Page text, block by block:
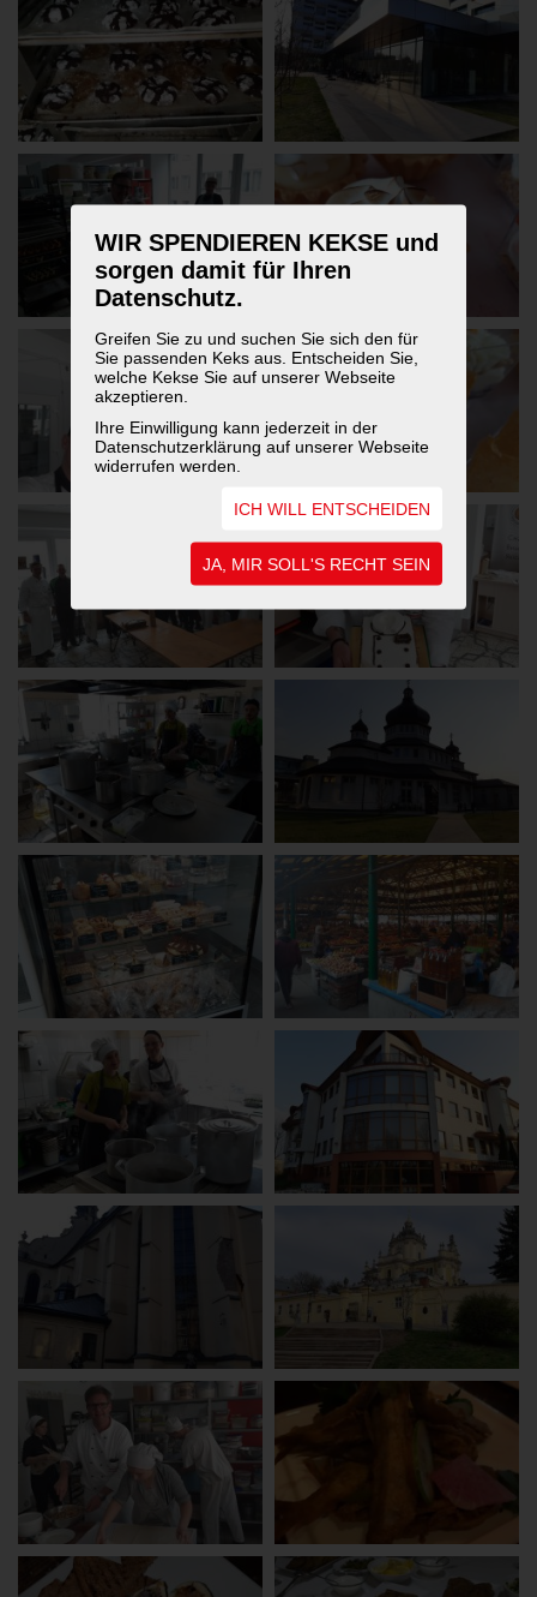
WIR SPENDIEREN KEKSE und
sorgen damit für Ihren
Datenschutz.
Greifen Sie zu und suchen Sie sich den für
Sie passenden Keks aus. Entscheiden Sie,
welche Kekse Sie auf unserer Webseite
akzeptieren.
Ihre Einwilligung kann jederzeit in der
Datenschutzerklärung auf unserer Webseite
widerrufen werden.
ICH WILL ENTSCHEIDEN
JA, MIR SOLL'S RECHT SEIN